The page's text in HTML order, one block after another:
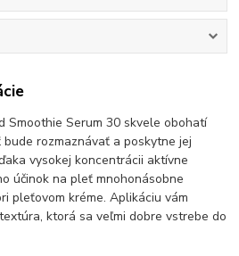
Smoothie Serum 30 skvele obohatí
rozmaznávať a poskytne jej
vysokej koncentrácii aktívne
účinok na pleť mnohonásobne
pleťovom kréme. Aplikáciu vám
ktorá sa veľmi dobre vstrebe do